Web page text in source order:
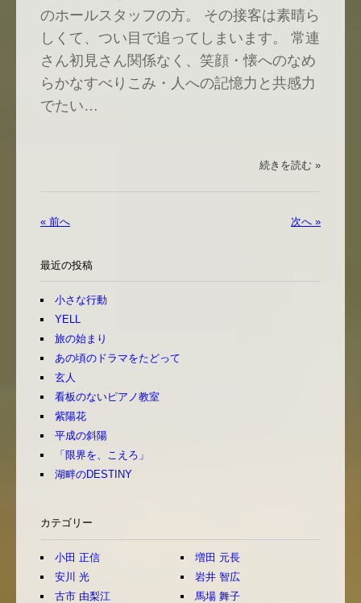
のホールスタッフの方。 その接客は素晴ら
しくて、つい目で追ってしまいます。 常連
さん初見さん関係なく、笑顔・懐へのなめ
らかなすべりこみ・人への記憶力と共感力
でたい…
続きを読む »
« 前へ 次へ »
最近の投稿
小さな行動
YELL
旅の始まり
あの頃のドラマをたどって
玄人
看板のないピアノ教室
紫陽花
平成の斜陽
「限界を、こえろ」
湖畔のDESTINY
カテゴリー
小田 正信
増田 元長
安川 光
岩井 智広
古市 由梨江
馬場 舞子